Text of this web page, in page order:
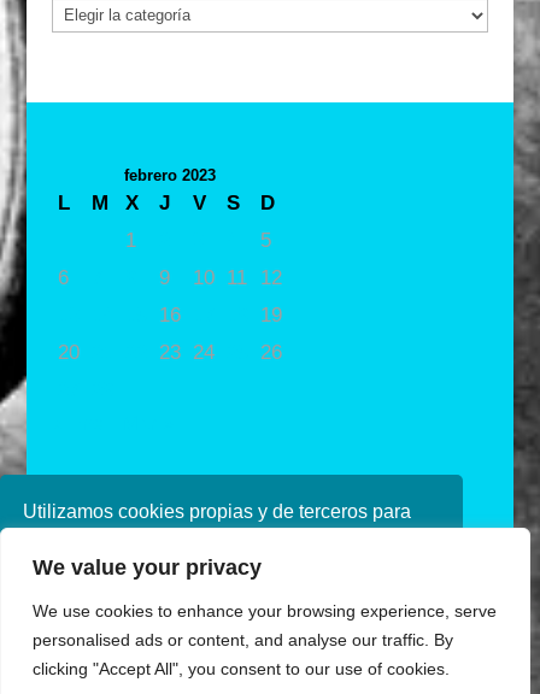
Utilizamos cookies propias y de terceros para
navegando, consideramos que acepta su uso.
política de cookies consulte nuestra
Política de
privacidad
We value your privacy
We use cookies to enhance your browsing experience, serve
personalised ads or content, and analyse our traffic. By
clicking "Accept All", you consent to our use of cookies.
Categorías
febrero 2023
L M X J V S
D
1
5
6
9 10 11
12
16
19
20
23 24
26